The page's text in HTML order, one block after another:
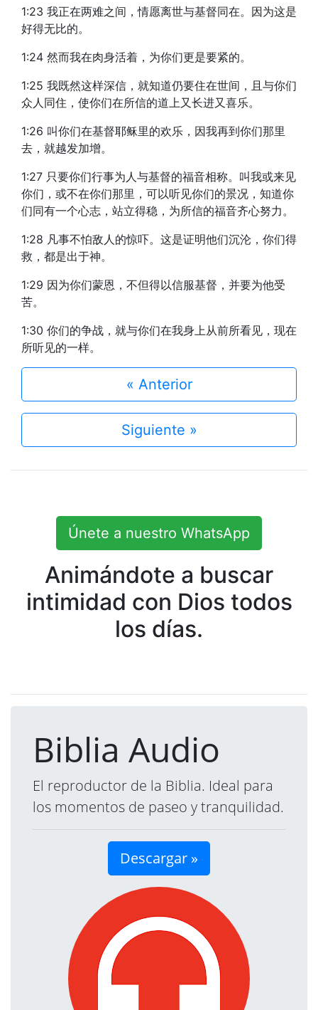
1:23 我正在两难之间，情愿离世与基督同在。因为这是
好得无比的。
1:24 然而我在肉身活着，为你们更是要紧的。
1:25 我既然这样深信，就知道仍要住在世间，且与你们
众人同住，使你们在所信的道上又长进又喜乐。
1:26 叫你们在基督耶稣里的欢乐，因我再到你们那里
去，就越发加增。
1:27 只要你们行事为人与基督的福音相称。叫我或来见
你们，或不在你们那里，可以听见你们的景况，知道你
们同有一个心志，站立得稳，为所信的福音齐心努力。
1:28 凡事不怕敌人的惊吓。这是证明他们沉沦，你们得
救，都是出于神。
1:29 因为你们蒙恩，不但得以信服基督，并要为他受
苦。
1:30 你们的争战，就与你们在我身上从前所看见，现在
所听见的一样。
« Anterior
Siguiente »
Únete a nuestro WhatsApp
Animándote a buscar
intimidad con Dios todos
los días.
Biblia Audio
El reproductor de la Biblia. Ideal para
los momentos de paseo y tranquilidad.
Descargar »